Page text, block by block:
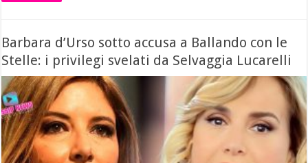
Barbara d’Urso sotto accusa a Ballando con le
Stelle: i privilegi svelati da Selvaggia Lucarelli